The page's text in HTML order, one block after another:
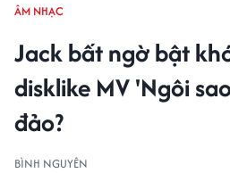
ÂM NHẠC
Jack bất ngờ bật
disklike MV 'Ngôi
đảo?
BÌNH NGUYÊN